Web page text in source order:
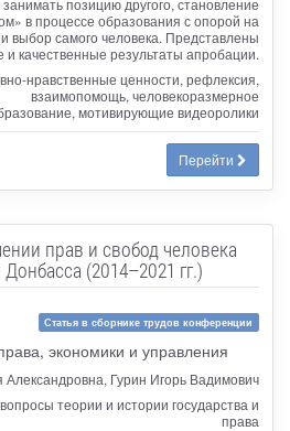
в процессе образования с опорой на
выбор самого человека. Представлены
и качественные результаты апробации.
нравственные ценности, рефлексия,
взаимопомощь, человекоразмерное
мотивирующие видеоролики
Перейти
прав и свобод человека
(2014–2021 гг.)
Статья в сборнике трудов конференции
экономики и управления
Гурин Игорь Вадимович
теории и истории государства и
права